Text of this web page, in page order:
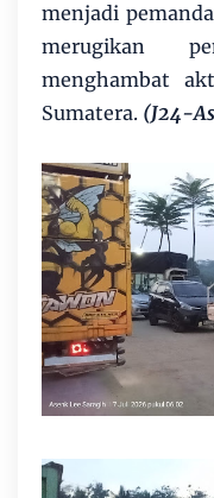
menjadi
merugikan
menghambat
Sumatera. (J24-